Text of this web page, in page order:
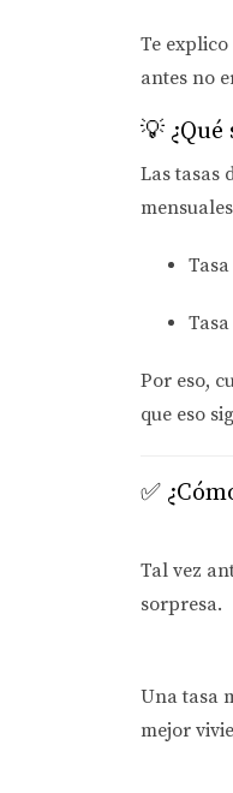
Te
antes no
💡
Las tasas
Por eso,
que eso
✅
Tal vez
sorpresa.
Una tasa
mejor